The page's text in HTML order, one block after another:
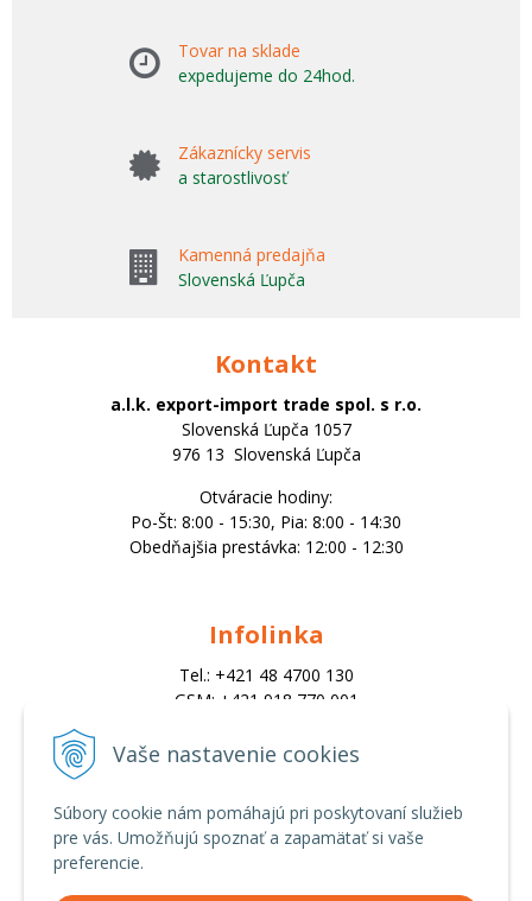
Vaše nastavenie cookies
Súbory cookie nám pomáhajú pri poskytovaní služieb
pre vás. Umožňujú spoznať a zapamätať si vaše
preferencie.
Tovar na sklade
expedujeme do 24hod.
Zákaznícky servis
a starostlivosť
Kamenná predajňa
Slovenská Ľupča
Kontakt
a.l.k. export-import trade spol. s r.o.
Slovenská Ľupča 1057
976 13 Slovenská Ľupča
Otváracie hodiny:
Po-Št: 8:00 - 15:30, Pia: 8:00 - 14:30
Obedňajšia prestávka: 12:00 - 12:30
Infolinka
Tel.: +421 48 4700 130
GSM: +421 918 770 001
trade@alk.sk